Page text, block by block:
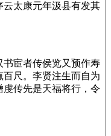
云太康元年汲县有发其
书宦者传侯览又预作寿
尺。李贤注生而自为
传先是天福将行，令